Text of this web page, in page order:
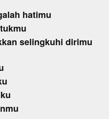
hatimu
selingkuhi dirimu